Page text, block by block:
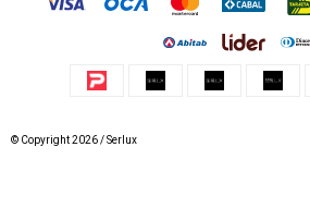
© Copyright 2026 / Serlux